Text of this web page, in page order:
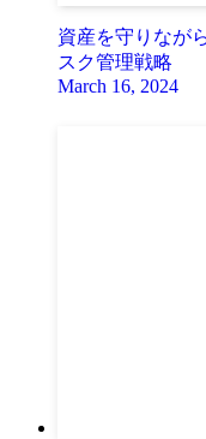
資産を守りなが
スク管理戦略
March 16, 2024